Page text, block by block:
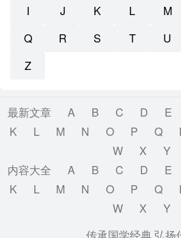
I
J K L M
Q
R S T U
Z
最新文章 A B C D E
K
L M N O P Q
W
X Y
内容大全
A B C D E
K
L M N O P Q
W
X Y